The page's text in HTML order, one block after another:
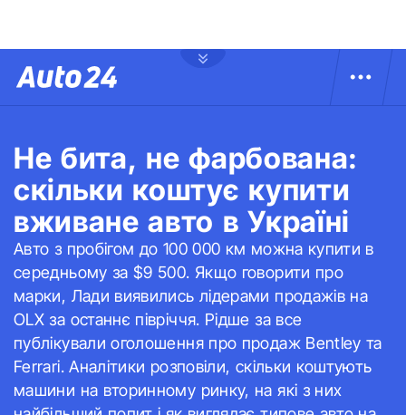
Не бита, не фарбована:
скільки коштує купити
вживане авто в Україні
Авто з пробігом до 100 000 км можна купити в
середньому за $9 500. Якщо говорити про
марки, Лади виявились лідерами продажів на
OLX за останнє півріччя. Рідше за все
публікували оголошення про продаж Bentley та
Ferrari. Аналітики розповіли, скільки коштують
машини на вторинному ринку, на які з них